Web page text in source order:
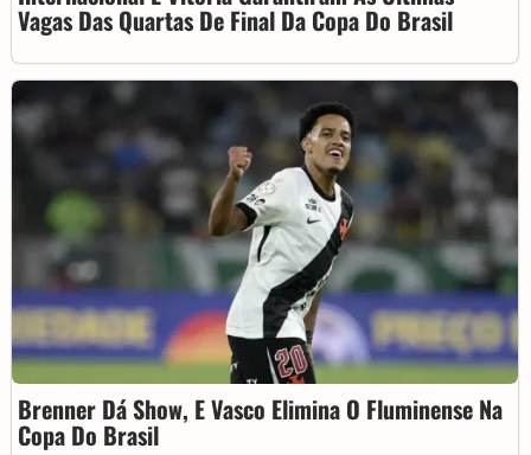
Vagas Das Quartas De Final Da Copa Do Brasil
Brenner Dá Show, E Vasco Elimina O Fluminense Na
Copa Do Brasil